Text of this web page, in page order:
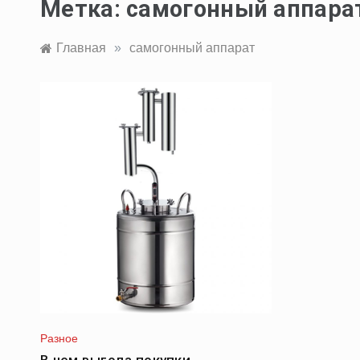
Метка: самогонный
Главная » самогонный аппарат
Разное